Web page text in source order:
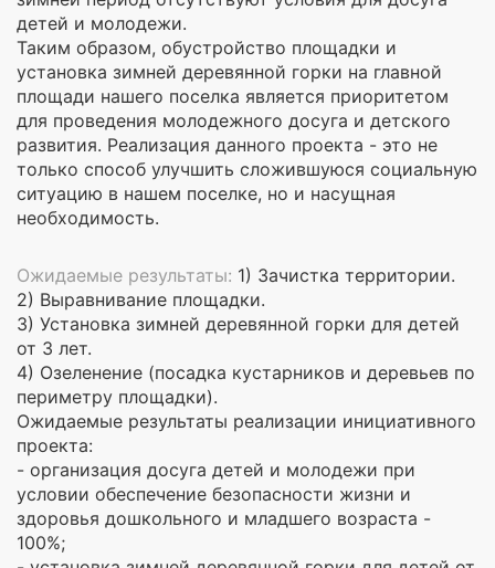
детей и молодежи.
Таким образом, обустройство площадки и
установка зимней деревянной горки на главной
площади нашего поселка является приоритетом
для проведения молодежного досуга и детского
развития. Реализация данного проекта - это не
только способ улучшить сложившуюся социальную
ситуацию в нашем поселке, но и насущная
необходимость.
Ожидаемые результаты: 1) Зачистка территории.
2) Выравнивание площадки.
3) Установка зимней деревянной горки для детей
от 3 лет.
4) Озеленение (посадка кустарников и деревьев по
периметру площадки).
Ожидаемые результаты реализации инициативного
проекта:
- организация досуга детей и молодежи при
условии обеспечение безопасности жизни и
здоровья дошкольного и младшего возраста -
100%;